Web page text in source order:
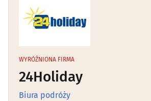
Biura podróży
Hotele, noclegi - poza Białymstokiem
Informacja turystyczna
WYRÓŻNIONA FIRMA
24Holiday
Biura podróży